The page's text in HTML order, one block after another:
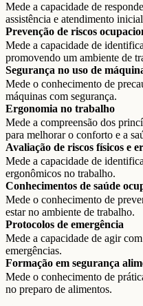
Mede a capacidade de
assistência e atendimento
Prevenção de riscos
Mede a capacidade de
promovendo um ambiente de
Segurança no uso de
Mede o conhecimento de
máquinas com segurança.
Ergonomia no trabalho
Mede a compreensão dos
para melhorar o conforto e a
Avaliação de riscos físicos e
Mede a capacidade de
ergonômicos no trabalho.
Conhecimentos de saúde
Mede o conhecimento de
estar no ambiente de trabalho.
Protocolos de emergência
Mede a capacidade de agir
emergências.
Formação em segurança
Mede o conhecimento de
no preparo de alimentos.